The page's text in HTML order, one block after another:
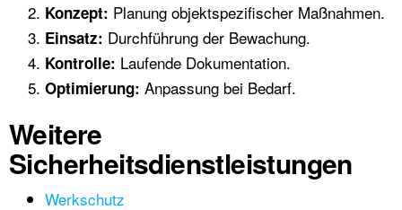
Konzept: Planung objektspezifischer Maßnahmen.
Einsatz: Durchführung der Bewachung.
Kontrolle: Laufende Dokumentation.
Optimierung: Anpassung bei Bedarf.
Weitere
Sicherheitsdienstleistungen
Werkschutz